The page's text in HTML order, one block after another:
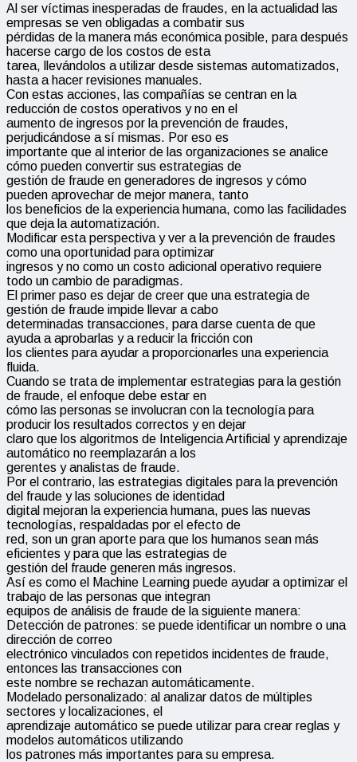
Al ser víctimas inesperadas de fraudes, en la actualidad las
empresas se ven obligadas a combatir sus
pérdidas de la manera más económica posible, para después
hacerse cargo de los costos de esta
tarea, llevándolos a utilizar desde sistemas automatizados,
hasta a hacer revisiones manuales.
Con estas acciones, las compañías se centran en la
reducción de costos operativos y no en el
aumento de ingresos por la prevención de fraudes,
perjudicándose a sí mismas. Por eso es
importante que al interior de las organizaciones se analice
cómo pueden convertir sus estrategias de
gestión de fraude en generadores de ingresos y cómo
pueden aprovechar de mejor manera, tanto
los beneficios de la experiencia humana, como las facilidades
que deja la automatización.
Modificar esta perspectiva y ver a la prevención de fraudes
como una oportunidad para optimizar
ingresos y no como un costo adicional operativo requiere
todo un cambio de paradigmas.
El primer paso es dejar de creer que una estrategia de
gestión de fraude impide llevar a cabo
determinadas transacciones, para darse cuenta de que
ayuda a aprobarlas y a reducir la fricción con
los clientes para ayudar a proporcionarles una experiencia
fluida.
Cuando se trata de implementar estrategias para la gestión
de fraude, el enfoque debe estar en
cómo las personas se involucran con la tecnología para
producir los resultados correctos y en dejar
claro que los algoritmos de Inteligencia Artificial y aprendizaje
automático no reemplazarán a los
gerentes y analistas de fraude.
Por el contrario, las estrategias digitales para la prevención
del fraude y las soluciones de identidad
digital mejoran la experiencia humana, pues las nuevas
tecnologías, respaldadas por el efecto de
red, son un gran aporte para que los humanos sean más
eficientes y para que las estrategias de
gestión del fraude generen más ingresos.
Así es como el Machine Learning puede ayudar a optimizar el
trabajo de las personas que integran
equipos de análisis de fraude de la siguiente manera:
Detección de patrones: se puede identificar un nombre o una
dirección de correo
electrónico vinculados con repetidos incidentes de fraude,
entonces las transacciones con
este nombre se rechazan automáticamente.
Modelado personalizado: al analizar datos de múltiples
sectores y localizaciones, el
aprendizaje automático se puede utilizar para crear reglas y
modelos automáticos utilizando
los patrones más importantes para su empresa.